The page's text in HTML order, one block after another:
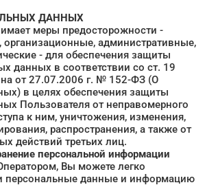
ДАННЫХ
меры предосторожности -
административные,
- для обеспечения защиты
данных в соответствии со ст. 19
от 27.07.2006 г. № 152-ФЗ (О
в целях обеспечения защиты
Пользователя от неправомерного
к ним, уничтожения, изменения,
распространения, а также от
действий третьих лиц.
персональной информации
Вы можете легко
персональные данные и информацию